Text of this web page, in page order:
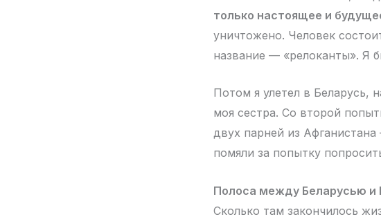
только настоящее и
уничтожено. Человек
название — «релоканты». Я
Потом я улетел в Беларусь,
моя сестра. Со второй
двух парней из
помяли за попытку
Полоса между Беларусью и
Сколько там закончилось